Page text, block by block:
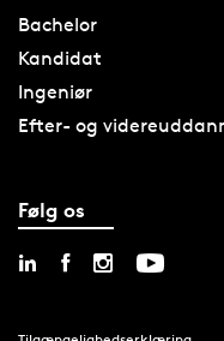
Bachelor
Kandidat
Ingeniør
Efter- og
Følg os